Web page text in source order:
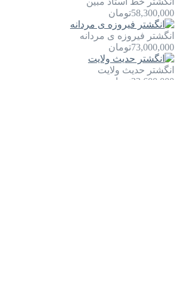
58,300,000تومان
انگشتر فیروزه ی مردانه
73,000,000تومان
انگشتر حدیث ولایت
32,600,000 تومان